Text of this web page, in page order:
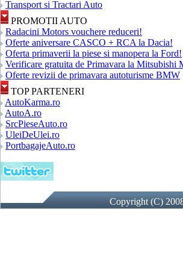
Transport si Tractari Auto
PROMOTII AUTO
Radacini Motors vouchere reduceri!
Oferte aniversare CASCO + RCA la Dacia!
Oferta primaverii la piese si manopera la Ford!
Verificare gratuita de Primavara la Mitsubishi
Oferte revizii de primavara autoturisme BMW
TOP PARTENERI
AutoKarma.ro
AutoA.ro
SrcPieseAuto.ro
UleiDeUlei.ro
PortbagajeAuto.ro
Copyright (C)